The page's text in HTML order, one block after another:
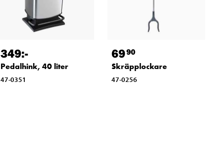
349:-
Pedalhink, 40 liter
47-0351
6990
Skräpplockare
47-0256